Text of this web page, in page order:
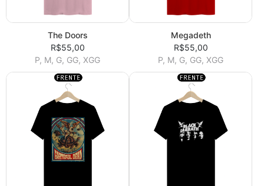
The Doors
R$55,00
P, M, G, GG, XGG
Megadeth
R$55,00
P, M, G, GG, XGG